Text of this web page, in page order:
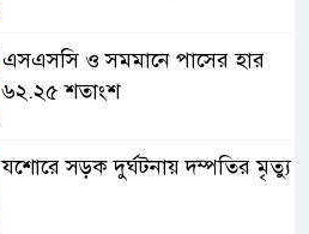
এসএসসি ও সমমানে পাসের হার
৬২.২৫ শতাংশ
যশোরে সড়ক দুর্ঘটনায় দম্পতির মৃত্যু